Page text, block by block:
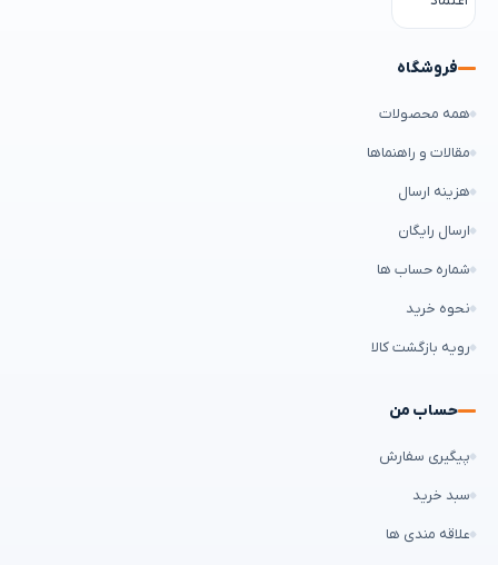
فروشگاه
همه محصولات
مقالات و راهنماها
هزینه ارسال
ارسال رایگان
شماره حساب ها
نحوه خرید
رویه بازگشت کالا
حساب من
پیگیری سفارش
سبد خرید
علاقه مندی ها